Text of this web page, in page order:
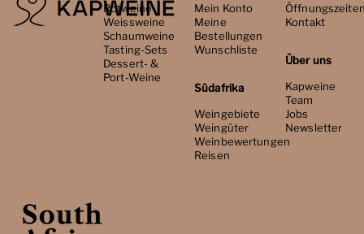
Rotweine
Weissweine
Schaumweine
Tasting-Sets
Dessert- &
Port-Weine
Mein Konto
Meine
Bestellungen
Wunschliste
Südafrika
Weingebiete
Weingüter
Weinbewertungen
Reisen
Kontakt
Über uns
Kapweine
Team
Jobs
Newsletter